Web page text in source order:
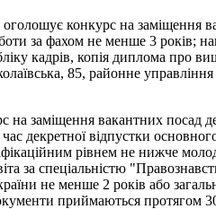
конкурс на заміщення
за фахом не менше 3 років;
кадрів, копія диплома про
85, районне
на заміщення вакантних посад
декретної відпустки
рівнем не нижче
спеціальністю
не менше 2 років або
приймаються протягом